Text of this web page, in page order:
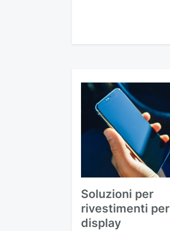
Soluzioni per
rivestimenti per
display